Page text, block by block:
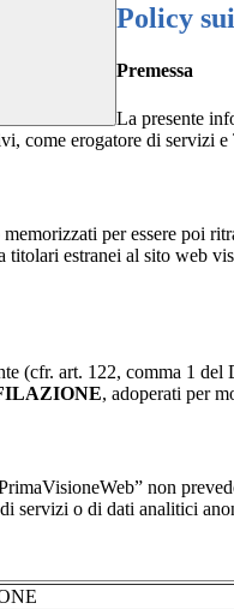
Policy
Premessa
La presente
come erogatore di servizi
per essere poi
estranei al sito web
(cfr. art. 122, comma 1 del
, adoperati per
non
o di dati analitici